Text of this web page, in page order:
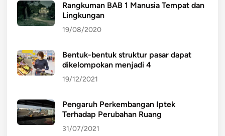
Rangkuman BAB 1 Manusia Tempat dan
Lingkungan
19/08/2020
Bentuk-bentuk struktur pasar dapat
dikelompokan menjadi 4
19/12/2021
Pengaruh Perkembangan Iptek
Terhadap Perubahan Ruang
31/07/2021